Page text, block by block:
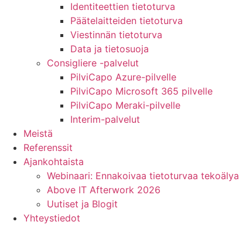
Identiteettien tietoturva
Päätelaitteiden tietoturva
Viestinnän tietoturva
Data ja tietosuoja
Consigliere -palvelut
PilviCapo Azure-pilvelle
PilviCapo Microsoft 365 pilvelle
PilviCapo Meraki-pilvelle
Interim-palvelut
Meistä
Referenssit
Ajankohtaista
Webinaari: Ennakoivaa tietoturvaa
Above IT Afterwork 2026
Uutiset ja Blogit
Yhteystiedot